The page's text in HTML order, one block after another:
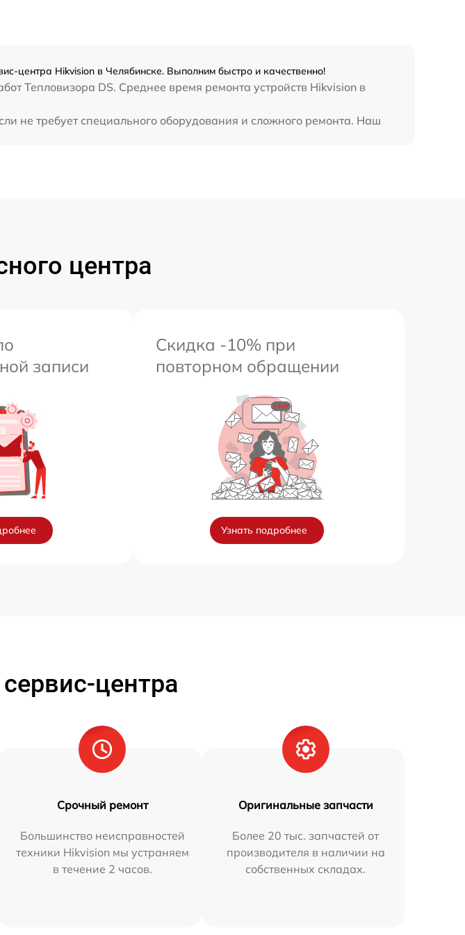
центра Hikvision в Челябинске. Выполним быстро и качественно!
Тепловизора DS. Среднее время ремонта устройств Hikvision в
не требует специального оборудования и сложного ремонта. Наш
центра
записи
Скидка -10% при
повторном обращении
Узнать подробнее
центра
Срочный ремонт
Большинство неисправностей
техники Hikvision мы устраняем
в течение 2 часов.
Оригинальные запчасти
Более 20 тыс. запчастей от
производителя в наличии на
собственных складах.